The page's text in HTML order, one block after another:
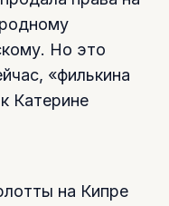
Но это
«филькина
Катерине
на Кипре